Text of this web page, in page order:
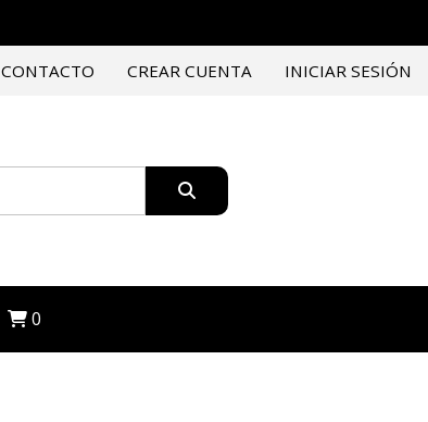
CONTACTO CREAR CUENTA INICIAR SESIÓN
0